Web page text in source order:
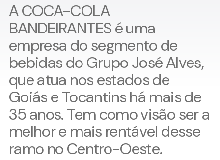
A COCA-COLA
BANDEIRANTES é uma
empresa do segmento de
bebidas do Grupo José Alves,
que atua nos estados de
Goiás e Tocantins há mais de
35 anos. Tem como visão ser a
melhor e mais rentável desse
ramo no Centro-Oeste.